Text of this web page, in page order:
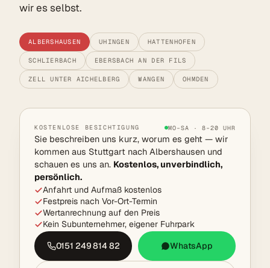
wir es selbst.
ALBERSHAUSEN UHINGEN HATTENHOFEN
SCHLIERBACH EBERSBACH AN DER FILS
ZELL UNTER AICHELBERG WANGEN OHMDEN
KOSTENLOSE BESICHTIGUNG MO–SA · 8–20 UHR
Sie beschreiben uns kurz, worum es geht — wir
kommen aus Stuttgart nach Albershausen und
schauen es uns an. Kostenlos, unverbindlich,
persönlich.
Anfahrt und Aufmaß kostenlos
Festpreis nach Vor-Ort-Termin
Wertanrechnung auf den Preis
Kein Subunternehmer, eigener Fuhrpark
0151 249 814 82
WhatsApp